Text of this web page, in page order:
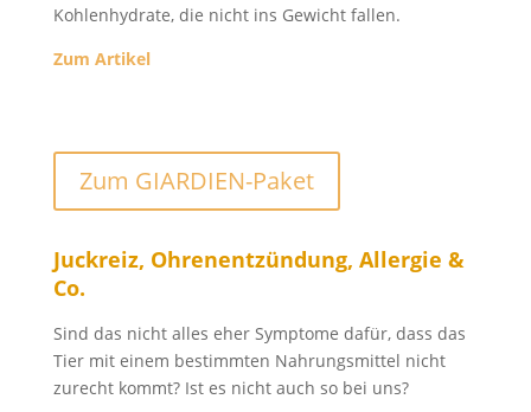
Kohlenhydrate, die nicht ins Gewicht fallen.
Zum Artikel
Zum GIARDIEN-Paket
Juckreiz, Ohrenentzündung, Allergie &
Co.
Sind das nicht alles eher Symptome dafür, dass das
Tier mit einem bestimmten Nahrungsmittel nicht
zurecht kommt? Ist es nicht auch so bei uns?